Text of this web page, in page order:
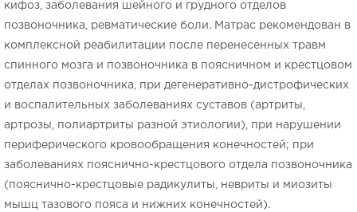
кифоз, заболевания шейного и грудного отделов
позвоночника, ревматические боли. Матрас рекомендован в
комплексной реабилитации после перенесенных травм
спинного мозга и позвоночника в поясничном и крестцовом
отделах позвоночника, при дегенеративно-дистрофических
и воспалительных заболеваниях суставов (артриты,
артрозы, полиартриты разной этиологии), при нарушении
периферического кровообращения конечностей; при
заболеваниях пояснично-крестцового отдела позвоночника
(пояснично-крестцовые радикулиты, невриты и миозиты
мышц тазового пояса и нижних конечностей).